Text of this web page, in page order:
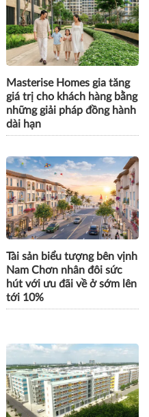
Masterise Homes gia tăng
giá trị cho khách hàng bằng
những giải pháp đồng hành
dài hạn
Tài sản biểu tượng bên vịnh
Nam Chơn nhân đôi sức
hút với ưu đãi về ở sớm lên
tới 10%